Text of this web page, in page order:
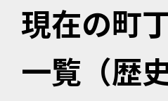
現在の町
一覧（歴